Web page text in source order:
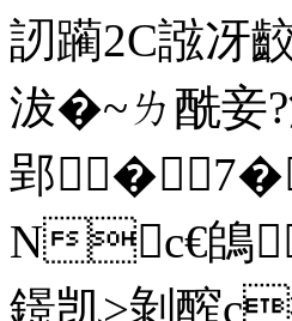
訒躏2C誸冴
沷�~ㄌ酰妾
郢
Nc€鴭
鐛凯>剝醡c